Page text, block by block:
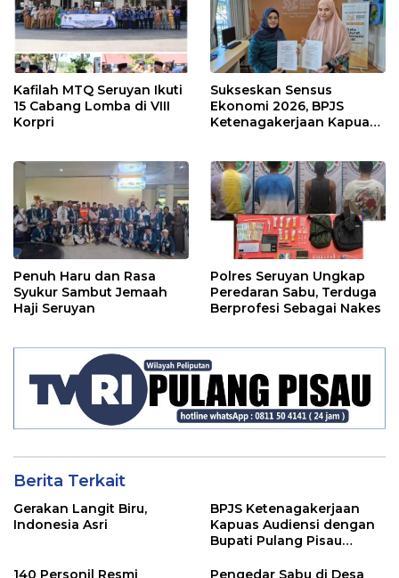
Kafilah MTQ Seruyan Ikuti
15 Cabang Lomba di VIII
Korpri
Sukseskan Sensus
Ekonomi 2026, BPJS
Ketenagakerjaan Kapuas
Penuh Haru dan Rasa
Syukur Sambut Jemaah
Haji Seruyan
Polres Seruyan Ungkap
Peredaran Sabu, Terduga
Berprofesi Sebagai Nakes
Berita Terkait
Gerakan Langit Biru,
Indonesia Asri
BPJS Ketenagakerjaan
Kapuas Audiensi dengan
Bupati Pulang Pisau
Ekosistem Desa, dan
140 Personil Resmi
Pengedar Sabu di Desa